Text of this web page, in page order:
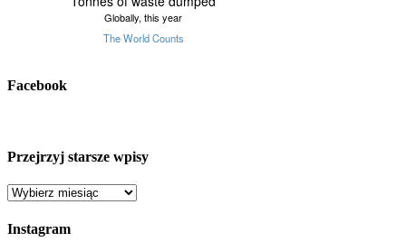
Facebook
Przejrzyj starsze wpisy
Przejrzyj
wpisy
Instagram